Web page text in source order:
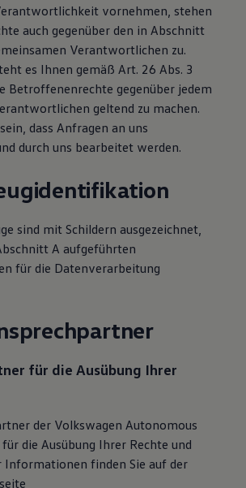
vornehmen, stehen
auch gegenüber den in Abschnitt
Verantwortlichen zu.
es Ihnen gemäß Art. 26 Abs. 3
Betroffenenrechte gegenüber jedem
geltend zu machen.
dass Anfragen an uns
durch uns bearbeitet werden.
sind mit Schildern ausgezeichnet,
A aufgeführten
für die Datenverarbeitung
für die Ausübung Ihrer
der Volkswagen Autonomous
die Ausübung Ihrer Rechte und
Informationen finden Sie auf der